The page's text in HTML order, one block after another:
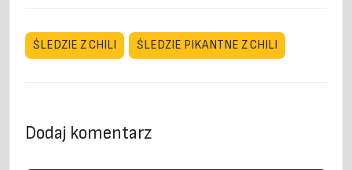
ŚLEDZIE Z CHILI ŚLEDZIE PIKANTNE Z CHILI
Dodaj komentarz